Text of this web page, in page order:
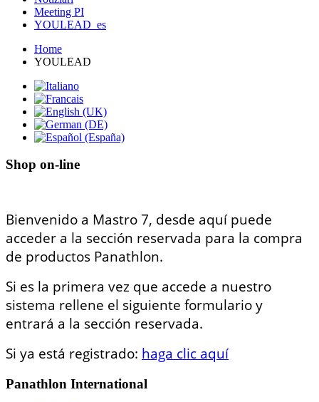
Meeting PI
YOULEAD_es
Home
YOULEAD
Shop on-line
Bienvenido a Mastro 7, desde aquí puede
acceder a la sección reservada para la compra
de productos Panathlon.
Si es la primera vez que accede a nuestro
sistema rellene el siguiente formulario y
entrará a la sección reservada.
Si ya está registrado: haga clic aquí
Panathlon International